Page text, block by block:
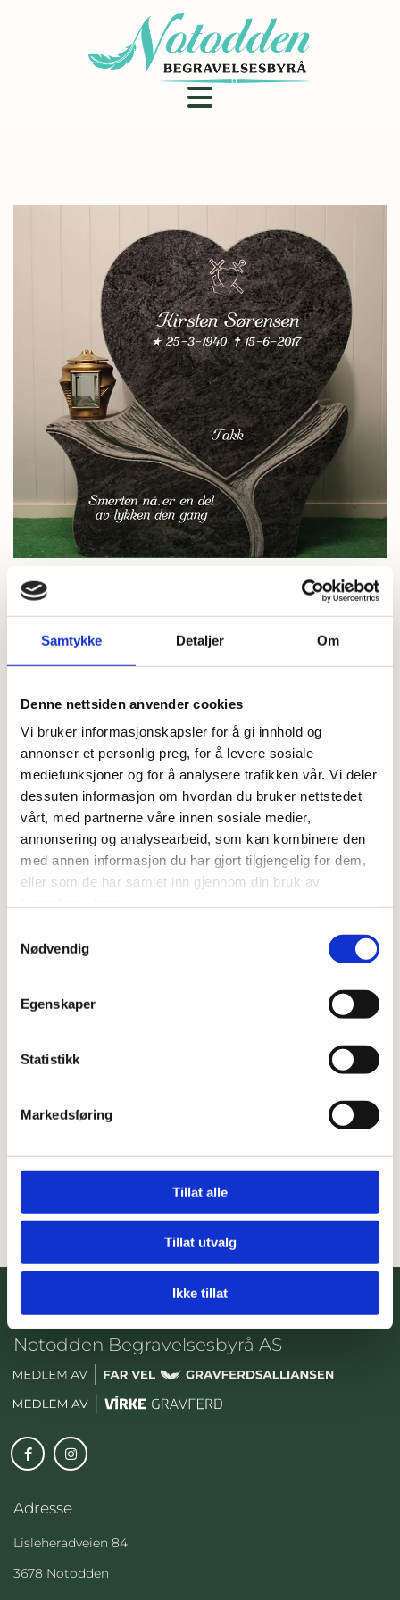
Samtykke Detaljer Om
Denne nettsiden anvender cookies
Vi bruker informasjonskapsler for å gi innhold og
annonser et personlig preg, for å levere sosiale
mediefunksjoner og for å analysere trafikken vår. Vi deler
dessuten informasjon om hvordan du bruker nettstedet
vårt, med partnerne våre innen sosiale medier,
annonsering og analysearbeid, som kan kombinere den
med annen informasjon du har gjort tilgjengelig for dem,
eller som de har samlet inn gjennom din bruk av
Nødvendig
Egenskaper
Statistikk
Markedsføring
Tillat alle
Tillat utvalg
Ikke tillat
På lager
kr 29 000,00
T39 Orin Blue, polert fremside,
saget bakside og kanter. Stor.
H:70 x B:65
Tillegg for lykt.
W106, pris fra kr.34.000,-
Notodden Begravelsesbyrå AS
Adresse
Lisleheradveien 84
3678 Notodden